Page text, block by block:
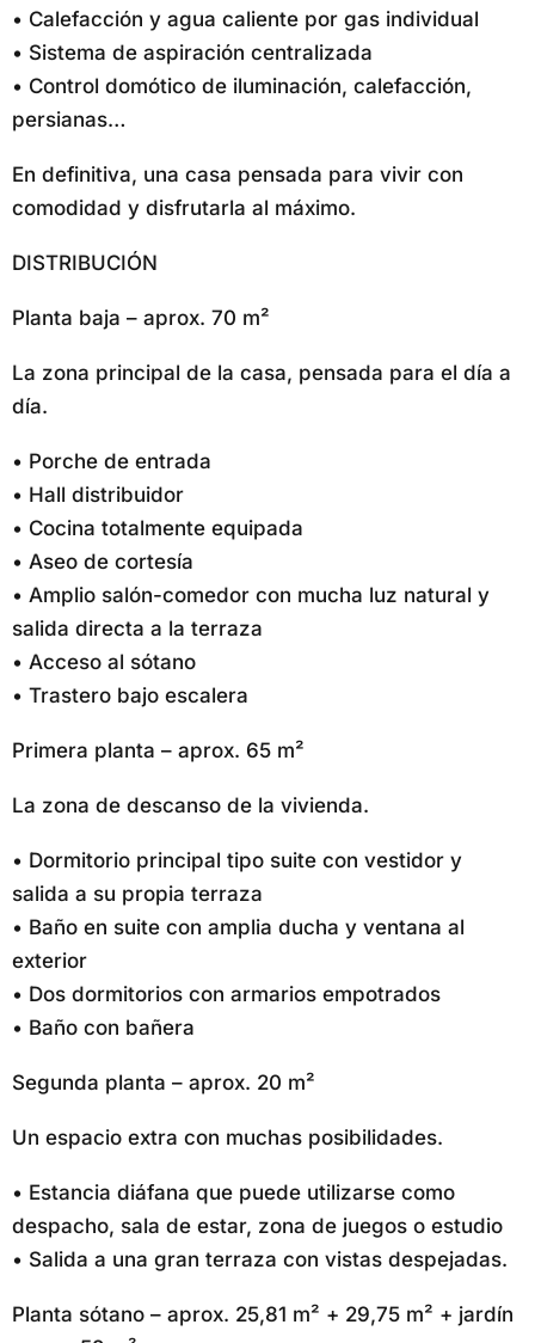
• Calefacción y agua caliente por gas individual
• Sistema de aspiración centralizada
• Control domótico de iluminación, calefacción,
persianas…
En definitiva, una casa pensada para vivir con
comodidad y disfrutarla al máximo.
DISTRIBUCIÓN
Planta baja – aprox. 70 m²
La zona principal de la casa, pensada para el día a
día.
• Porche de entrada
• Hall distribuidor
• Cocina totalmente equipada
• Aseo de cortesía
• Amplio salón-comedor con mucha luz natural y
salida directa a la terraza
• Acceso al sótano
• Trastero bajo escalera
Primera planta – aprox. 65 m²
La zona de descanso de la vivienda.
• Dormitorio principal tipo suite con vestidor y
salida a su propia terraza
• Baño en suite con amplia ducha y ventana al
exterior
• Dos dormitorios con armarios empotrados
• Baño con bañera
Segunda planta – aprox. 20 m²
Un espacio extra con muchas posibilidades.
• Estancia diáfana que puede utilizarse como
despacho, sala de estar, zona de juegos o estudio
• Salida a una gran terraza con vistas despejadas.
Planta sótano – aprox. 25,81 m² + 29,75 m² + jardín